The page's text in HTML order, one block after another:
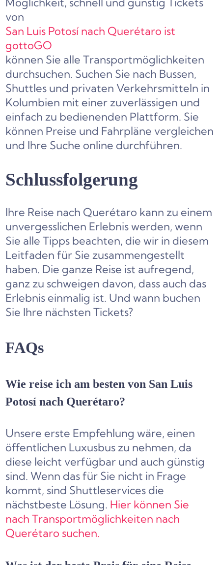
von
San Luis Potosí nach Querétaro ist
gottoGO
können Sie alle Transportmöglichkeiten
durchsuchen. Suchen Sie nach Bussen,
Shuttles und privaten Verkehrsmitteln in
Kolumbien mit einer zuverlässigen und
einfach zu bedienenden Plattform. Sie
können Preise und Fahrpläne vergleichen
und Ihre Suche online durchführen.
Schlussfolgerung
Ihre Reise nach Querétaro kann zu einem
unvergesslichen Erlebnis werden, wenn
Sie alle Tipps beachten, die wir in diesem
Leitfaden für Sie zusammengestellt
haben. Die ganze Reise ist aufregend,
ganz zu schweigen davon, dass auch das
Erlebnis einmalig ist. Und wann buchen
Sie Ihre nächsten Tickets?
FAQs
Wie reise ich am besten von San Luis
Potosí nach Querétaro?
Unsere erste Empfehlung wäre, einen
öffentlichen Luxusbus zu nehmen, da
diese leicht verfügbar und auch günstig
sind. Wenn das für Sie nicht in Frage
kommt, sind Shuttleservices die
nächstbeste Lösung. Hier können Sie
nach Transportmöglichkeiten nach
Querétaro suchen.